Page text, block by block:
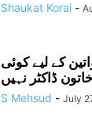
Shaukat Korai -
کے لیے کوئی
خاتون ڈاکٹر نہیں
S Mehsud - July